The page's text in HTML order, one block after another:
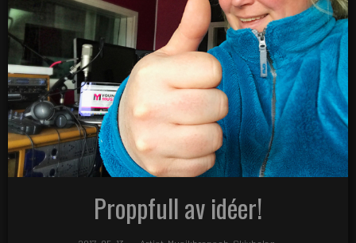
Proppfull av idéer!